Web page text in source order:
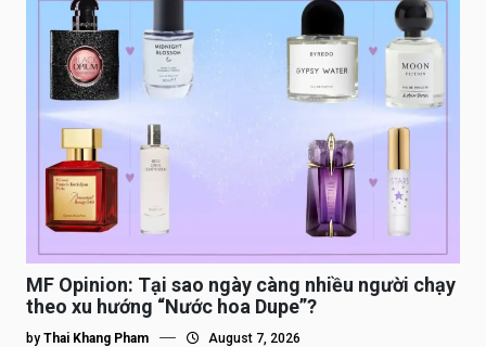
MF Opinion: Tại sao ngày càng nhiều người chạy
theo xu hướng “Nước hoa Dupe”?
by Thai Khang Pham August 7, 2026